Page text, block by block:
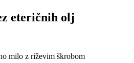
eteričnih olj
milo z riževim škrobom